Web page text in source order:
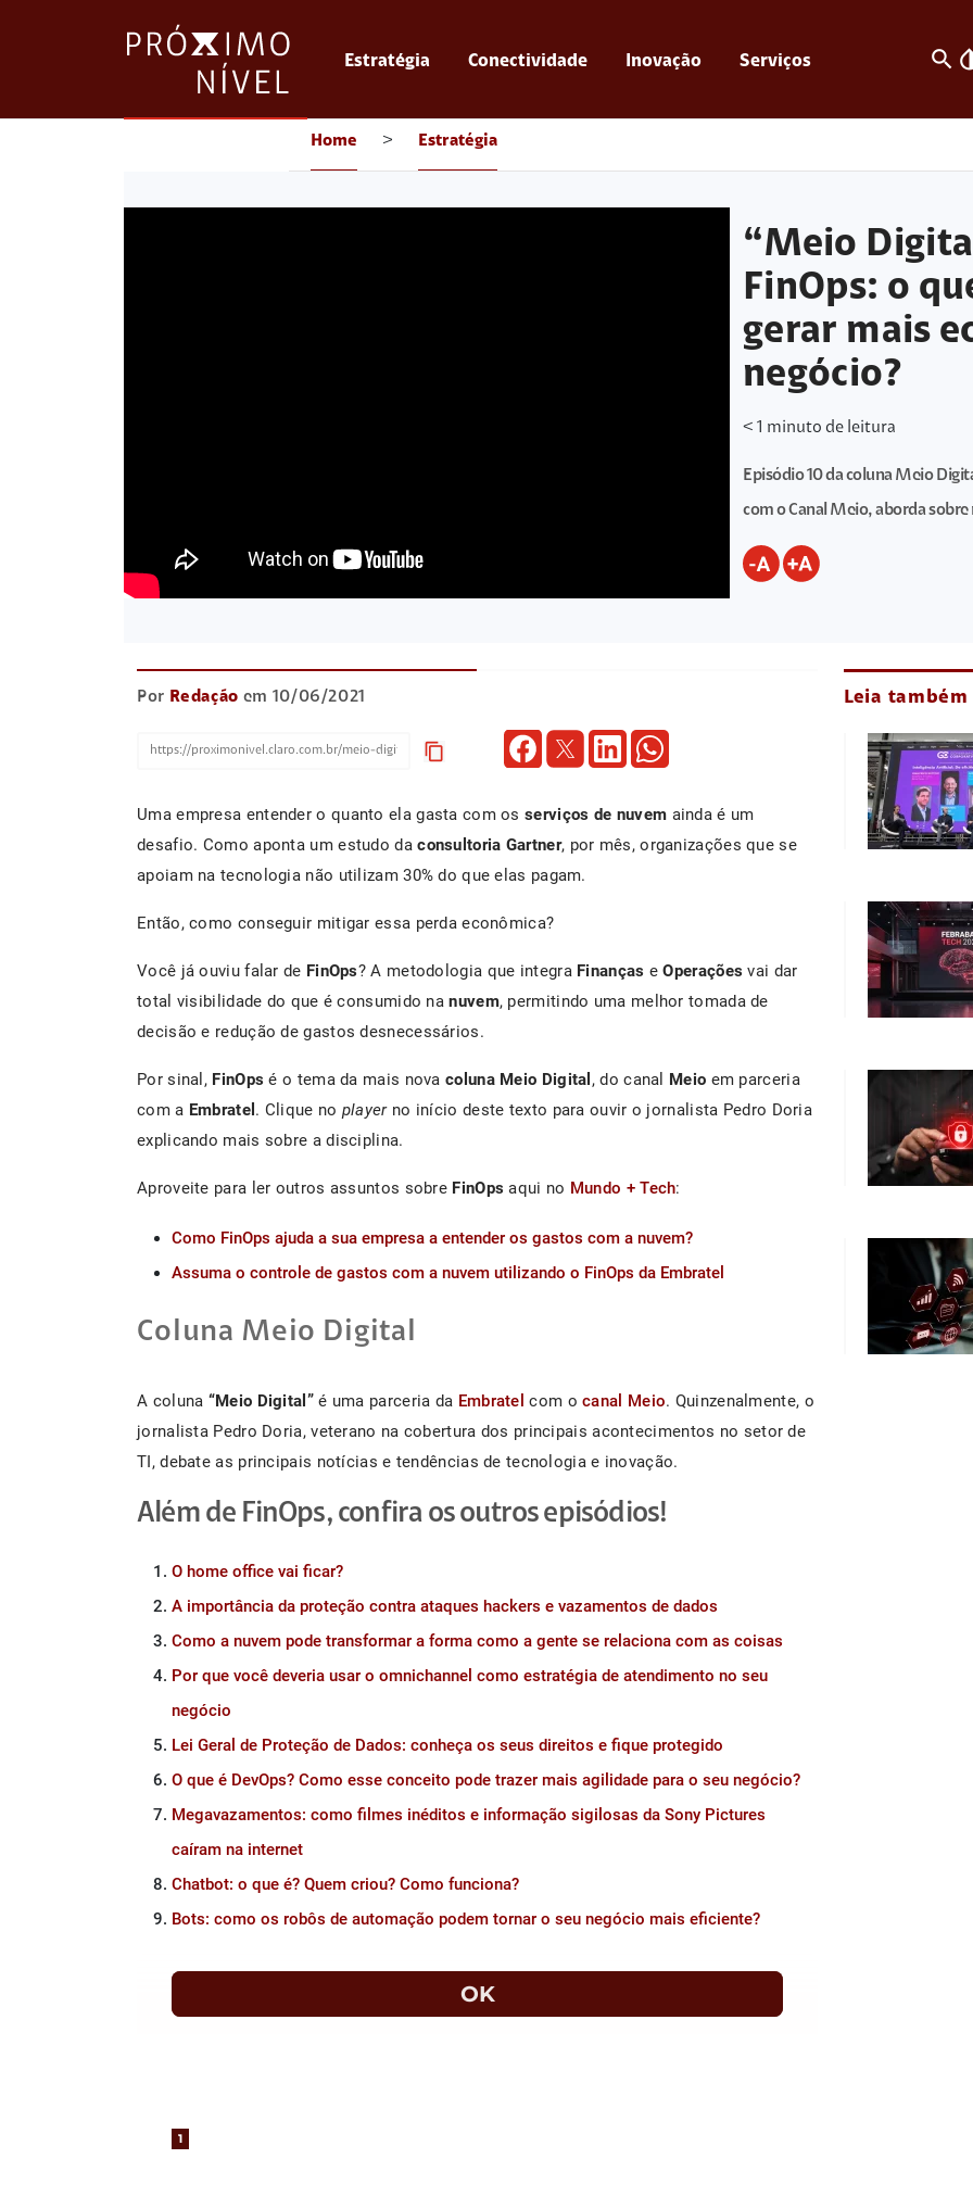
Estratégia Conectividade Inovação Serviços search
Home > Estratégia
“Meio
FinOps: o
gerar mais
negócio?
< 1 minuto de leitura
Episódio 10 da coluna Meio
com o Canal Meio, aborda
Por Redação em 10/06/2021
content_copy
Uma empresa entender o quanto ela gasta com osserviços de nuvem ainda é um
desafio. Como aponta um estudo daconsultoria Gartner, por mês, organizações que se
apoiam na tecnologia não utilizam 30% do que elas pagam.
Então, como conseguir mitigar essa perda econômica?
Você já ouviu falar de FinOps? A metodologia que integra Finanças eOperações vai dar
total visibilidade do que é consumido nanuvem, permitindo uma melhor tomada de
decisão e redução de gastos desnecessários.
Por sinal, FinOpsé o tema da mais novacoluna Meio Digital , do canal Meio em parceria
com a Embratel . Clique no playerno início deste texto para ouvir o jornalista Pedro Doria
explicando mais sobre a disciplina.
Aproveite para ler outros assuntos sobre FinOpsaqui no Mundo + Tech:
Como FinOps ajuda a sua empresa a entender os gastos com a nuvem?
Assuma o controle de gastos com a nuvem utilizando o FinOps da Embratel
Coluna Meio Digital
A coluna “Meio Digital”é uma parceria da Embratelcom ocanal Meio. Quinzenalmente, o
jornalista Pedro Doria, veterano na cobertura dos principais acontecimentos no setor de
TI, debate as principais notícias e tendências de tecnologia e inovação.
Além de FinOps, confira os outros episódios!
O home office vai ficar?
A importância da proteção contra ataques hackers e vazamentos de dados
Como a nuvem pode transformar a forma como a gente se relaciona com as coisas
Por que você deveria usar o omnichannel como estratégia de atendimento no seu
negócio
Lei Geral de Proteção de Dados: conheça os seus direitos e fique protegido
O que é DevOps? Como esse conceito pode trazer mais agilidade para o seu negócio?
Megavazamentos: como filmes inéditos e informação sigilosas da Sony Pictures
caíram na internet
Chatbot: o que é? Quem criou? Como funciona?
Bots: como os robôs de automação podem tornar o seu negócio mais eficiente?
Leia também